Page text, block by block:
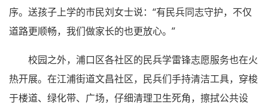
序。送孩子上学的市民刘女士说：“有民兵同志守护，不仅
道路更顺畅，我们做家长的也更放心。”
校园之外，浦口区各社区的民兵学雷锋志愿服务也在火
热开展。在江浦街道文昌社区，民兵们手持清洁工具，穿梭
于楼道、绿化带、广场，仔细清理卫生死角，擦拭公共设